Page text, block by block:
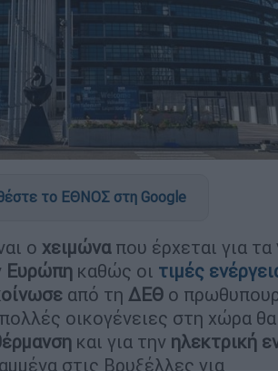
το ΕΘΝΟΣ στη Google
ο χειμώναπου έρχεται για τα
Ευρώπη καθώς οι τιμές
από τη ΔΕΘ ο
πολλές οικογένειες στη χώρα
και για την ηλεκτρική
στις Βρυξέλλες για